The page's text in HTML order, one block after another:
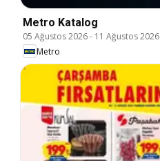
Metro Katalog
05 Ağustos 2026- 11 Ağustos 2026
Metro